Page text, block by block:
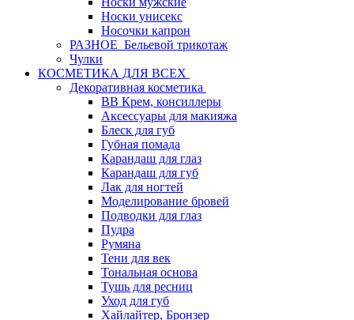
Носки унисекс
Носочки капрон
РАЗНОЕ_Бельевой трикотаж
Чулки
КОСМЕТИКА ДЛЯ ВСЕХ
Декоративная косметика
BB Крем, консиллеры
Аксессуары для макияжа
Блеск для губ
Губная помада
Карандаш для глаз
Карандаш для губ
Лак для ногтей
Моделирование бровей
Подводки для глаз
Пудра
Румяна
Тени для век
Тональная основа
Тушь для ресниц
Уход для губ
Хайлайтер, Бронзер